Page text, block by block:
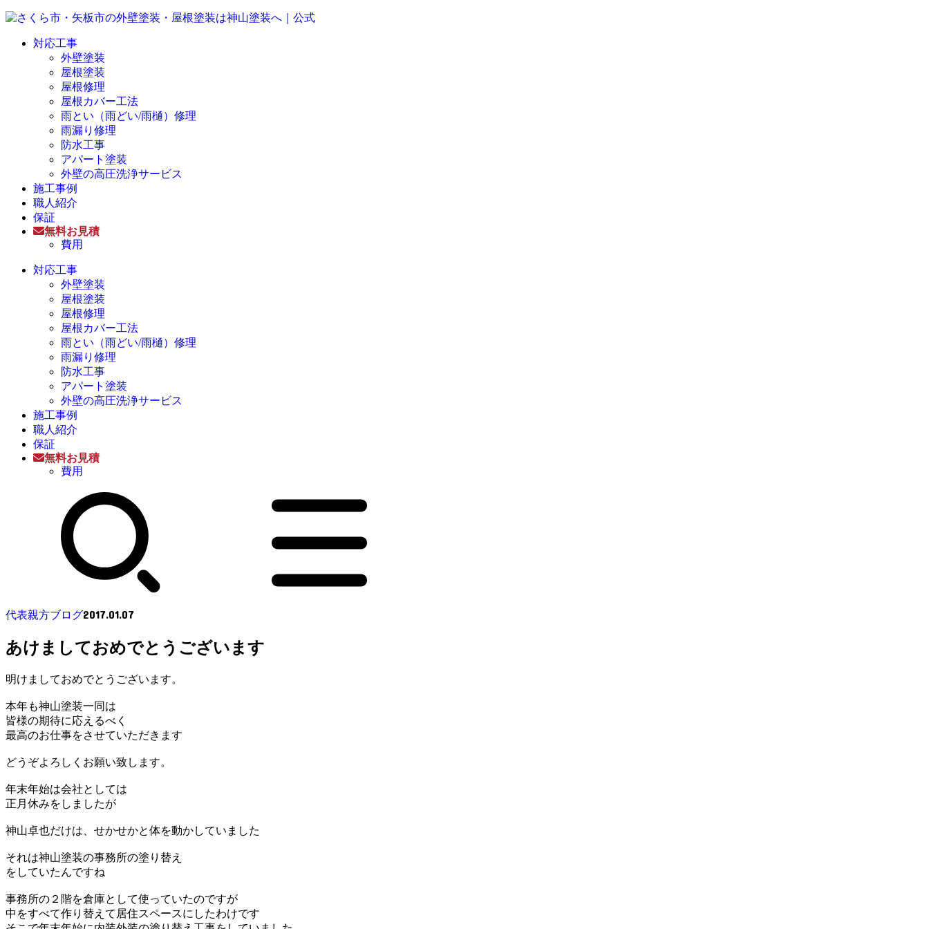
対応工事
外壁塗装
屋根塗装
屋根修理
屋根カバー工法
雨とい（雨どい/雨樋）修理
雨漏り修理
防水工事
アパート塗装
外壁の高圧洗浄サービス
施工事例
職人紹介
保証
無料お見積
費用
対応工事
外壁塗装
屋根塗装
屋根修理
屋根カバー工法
雨とい（雨どい/雨樋）修理
雨漏り修理
防水工事
アパート塗装
外壁の高圧洗浄サービス
施工事例
職人紹介
保証
無料お見積
費用
代表親方ブログ2017.01.07
あけましておめでとうございます
明けましておめでとうございます。
本年も神山塗装一同は
皆様の期待に応えるべく
最高のお仕事をさせていただきます
どうぞよろしくお願い致します。
年末年始は会社としては
正月休みをしましたが
神山卓也だけは、せかせかと体を動かしていました
それは神山塗装の事務所の塗り替え
をしていたんですね
事務所の２階を倉庫として使っていたのですが
中をすべて作り替えて居住スペースにしたわけです